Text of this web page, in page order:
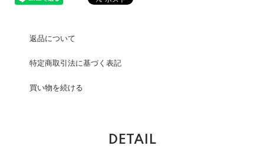
返品について
特定商取引法に基づく表記
買い物を続ける
DETAIL